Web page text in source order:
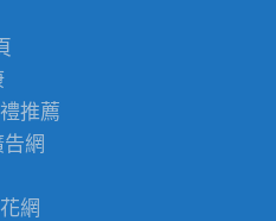
推薦
告網
網